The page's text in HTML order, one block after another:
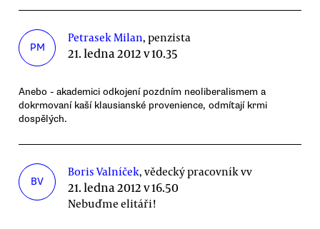
PM
Petrasek Milan, penzista
21. ledna 2012 v 10.35
Anebo - akademici odkojení pozdním neoliberalismem a
dokrmovaní kaší klausianské provenience, odmítají krmi
dospělých.
BV
Boris Valníček, vědecký pracovník vv
21. ledna 2012 v 16.50
Nebuďme elitáři!